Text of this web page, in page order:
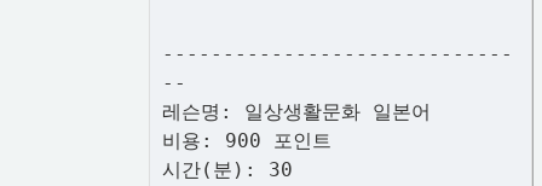
-----------------------------
--
레슨명: 일상생활문화 일본어
비용: 900 포인트
시간(분): 30